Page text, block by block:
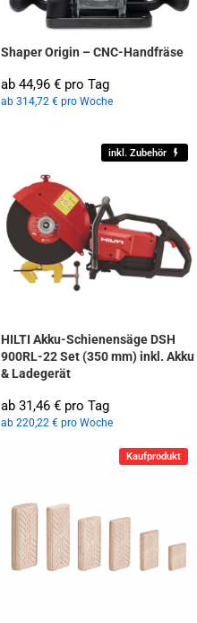
Shaper Origin – CNC-Handfräse
ab 44,96 € pro Tag
ab 314,72 € pro Woche
inkl. Zubehör
HILTI Akku-Schienensäge DSH
900RL-22 Set (350 mm) inkl. Akku
& Ladegerät
ab 31,46 € pro Tag
ab 220,22 € pro Woche
Kaufprodukt